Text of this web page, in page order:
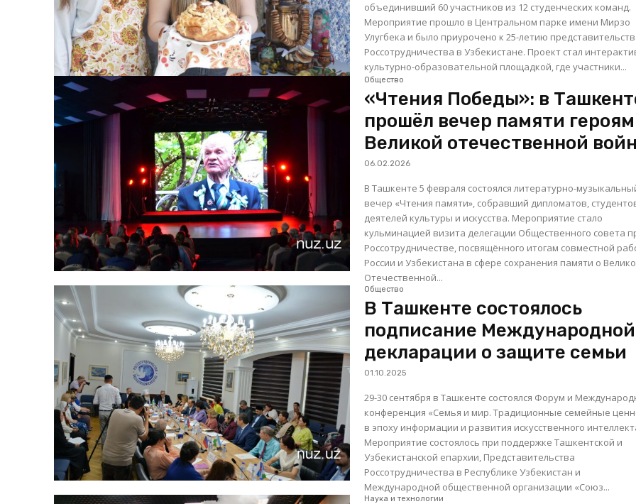
объединивший 60 участников из 12 студенческих команд.
Мероприятие прошло в Центральном парке имени Мирзо
Улугбека и было приурочено к 25-летию
Россотрудничества в Узбекистане. Проект стал интерактивной
культурно-образовательной площадкой, где участники...
Общество
«Чтения Победы»: в
прошёл вечер памяти героям
Великой отечественной
06.02.2026
В Ташкенте 5 февраля состоялся литературно-
вечер «Чтения памяти», собравший дипломатов,
деятелей культуры и искусства. Мероприятие стало
кульминацией визита делегации Общественного совета
Россотрудничестве, посвящённого итогам совместной
России и Узбекистана в сфере сохранения памяти о
Отечественной...
Общество
В Ташкенте состоялось
подписание Международной
декларации о защите семьи
01.10.2025
29-30 сентября в Ташкенте состоялся Форум и
конференция «Семья и мир. Традиционные семейные
в эпоху информации и развития искусственного
Мероприятие состоялось при поддержке Ташкентской и
Узбекистанской епархии, Представительства
Россотрудничества в Республике Узбекистан и
Международной общественной организации «Союз...
Наука и технологии